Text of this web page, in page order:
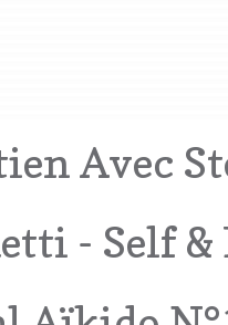
Avec
- Self